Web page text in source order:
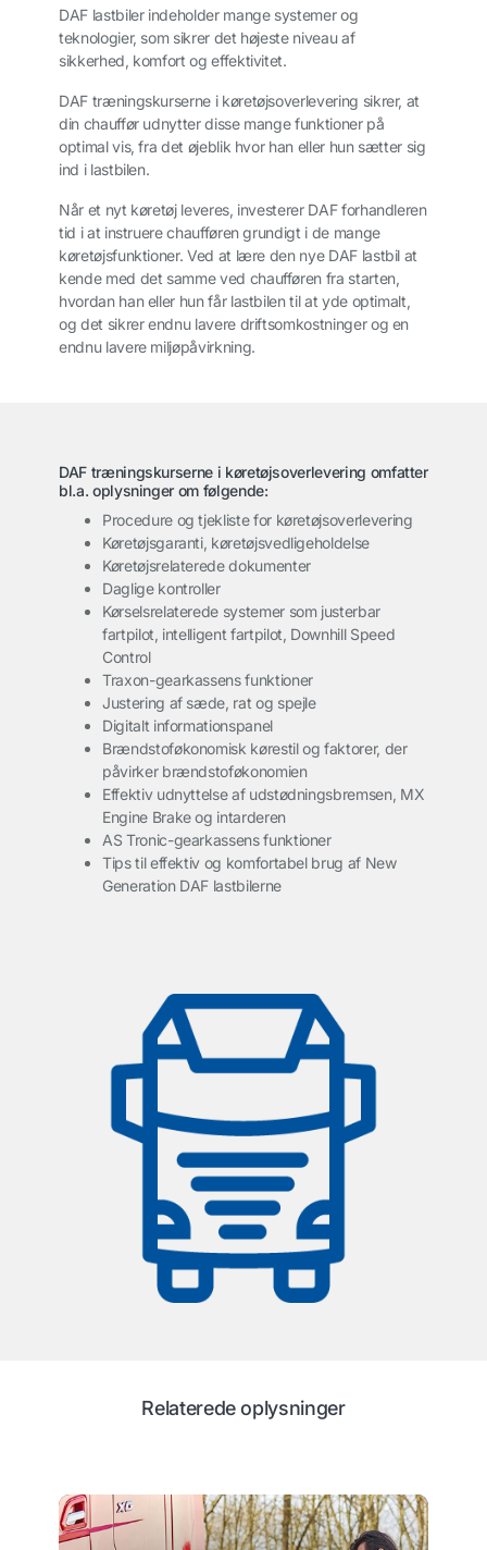
DAF lastbiler indeholder mange systemer og
teknologier, som sikrer det højeste niveau af
sikkerhed, komfort og effektivitet.
DAF træningskurserne i køretøjsoverlevering sikrer, at
din chauffør udnytter disse mange funktioner på
optimal vis, fra det øjeblik hvor han eller hun sætter sig
ind i lastbilen.
Når et nyt køretøj leveres, investerer DAF forhandleren
tid i at instruere chaufføren grundigt i de mange
køretøjsfunktioner. Ved at lære den nye DAF lastbil at
kende med det samme ved chaufføren fra starten,
hvordan han eller hun får lastbilen til at yde optimalt,
og det sikrer endnu lavere driftsomkostninger og en
endnu lavere miljøpåvirkning.
DAF træningskurserne i køretøjsoverlevering omfatter
bl.a. oplysninger om følgende:
Procedure og tjekliste for køretøjsoverlevering
Køretøjsgaranti, køretøjsvedligeholdelse
Køretøjsrelaterede dokumenter
Daglige kontroller
Kørselsrelaterede systemer som justerbar
fartpilot, intelligent fartpilot, Downhill Speed
Control
Traxon-gearkassens funktioner
Justering af sæde, rat og spejle
Digitalt informationspanel
Brændstoføkonomisk kørestil og faktorer, der
påvirker brændstoføkonomien
Effektiv udnyttelse af udstødningsbremsen, MX
Engine Brake og intarderen
AS Tronic-gearkassens funktioner
Tips til effektiv og komfortabel brug af New
Generation DAF lastbilerne
Relaterede oplysninger